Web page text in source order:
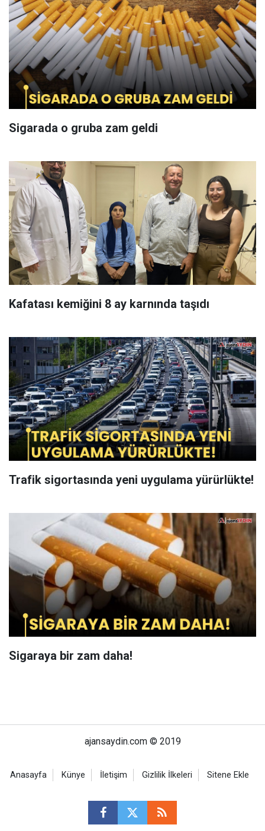
Sigarada o gruba zam geldi
Kafatası kemiğini 8 ay karnında taşıdı
Trafik sigortasında yeni uygulama yürürlükte!
Sigaraya bir zam daha!
ajansaydin.com © 2019
Anasayfa Künye İletişim Gizlilik İlkeleri Sitene Ekle